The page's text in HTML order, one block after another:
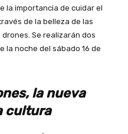
la importancia de cuidar el
de la belleza de las
Se realizarán dos
la noche del sábado 16 de
la nueva
cultura